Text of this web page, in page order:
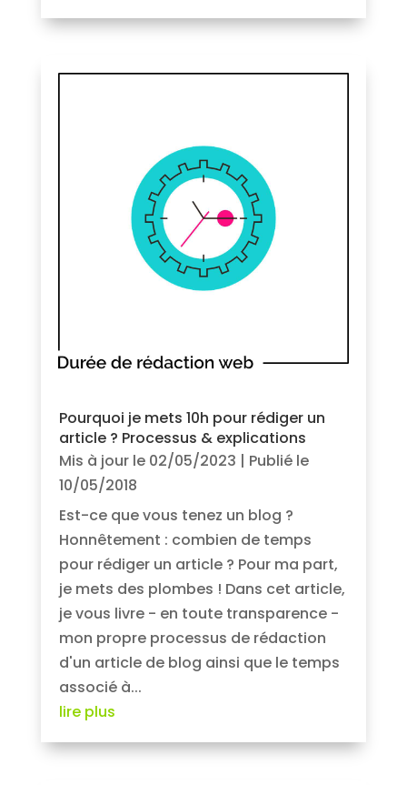
Pourquoi je mets 10h pour rédiger un
article ? Processus & explications
Mis à jour le 02/05/2023 | Publié le
10/05/2018
Est-ce que vous tenez un blog ?
Honnêtement : combien de temps
pour rédiger un article ? Pour ma part,
je mets des plombes ! Dans cet article,
je vous livre - en toute transparence -
mon propre processus de rédaction
d'un article de blog ainsi que le temps
associé à...
lire plus